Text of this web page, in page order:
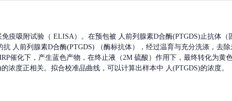
疫吸附试验（ ELISA）。在预包被 人前列腺素D合酶(PTGDS)止抗体（
抗 人前列腺素D合酶(PTGDS) （酶标抗体），经过温育与充分洗涤，去
催化下，产生蓝色产物，在终止液（2M 硫酸）作用下，最终转化为黄
的浓度正相关。拟合校准品曲线，可以计算出样本中 人(PTGDS)的浓度。